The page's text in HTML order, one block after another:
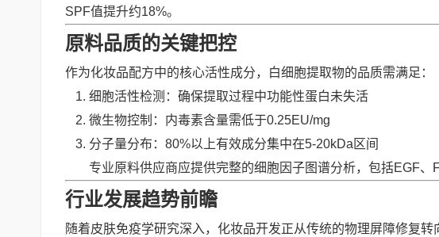
SPF值提升约18%。
原料品质的关键把控
作为化妆品配方中的核心活性成分，白细胞提取物的品质需满足：
细胞活性检测：确保提取过程中功能性蛋白未失活
微生物控制：内毒素含量需低于0.25EU/mg
分子量分布：80%以上有效成分集中在5-20kDa区间
专业原料供应商应提供完整的细胞因子图谱分析，包括EGF、
行业发展趋势前瞻
随着皮肤免疫学研究深入，化妆品开发正从传统的物理屏障修复